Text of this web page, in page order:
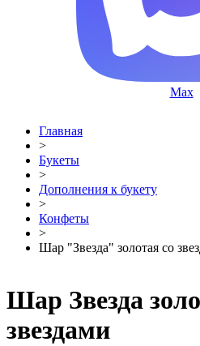
Max
Главная
>
Букеты
>
Дополнения к букету
>
Конфеты
>
Шар "Звезда" золотая со
Шар Звезда
звездами